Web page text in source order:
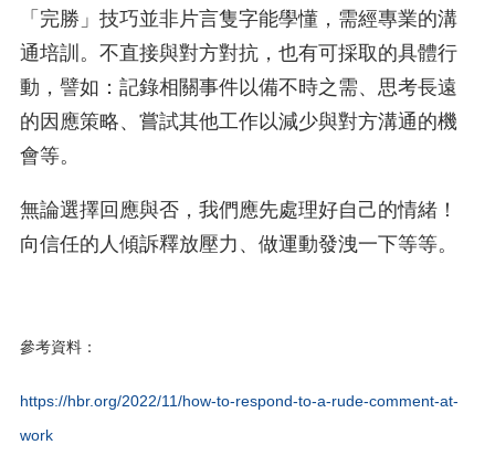
「完勝」技巧並非片言隻字能學懂，需經專業的溝
通培訓。不直接與對方對抗，也有可採取的具體行
動，譬如：記錄相關事件以備不時之需、思考長遠
的因應策略、嘗試其他工作以減少與對方溝通的機
會等。
無論選擇回應與否，我們應先處理好自己的情緒！
向信任的人傾訴釋放壓力、做運動發洩一下等等。
參考資料：
https://hbr.org/2022/11/how-to-respond-to-a-rude-comment-at-
work